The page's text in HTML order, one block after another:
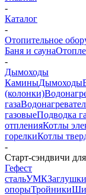
-
Каталог
-
Отопительное
Баня и сауна
-
Дымоходы
КаминыДымоходы
(колонки)
газа
газовыеПодводка
отпленияКотлы
горелкиКотлы
-
Старт-сэндвичи
Гефест
стальУМКЗаглушки
опорыТройники